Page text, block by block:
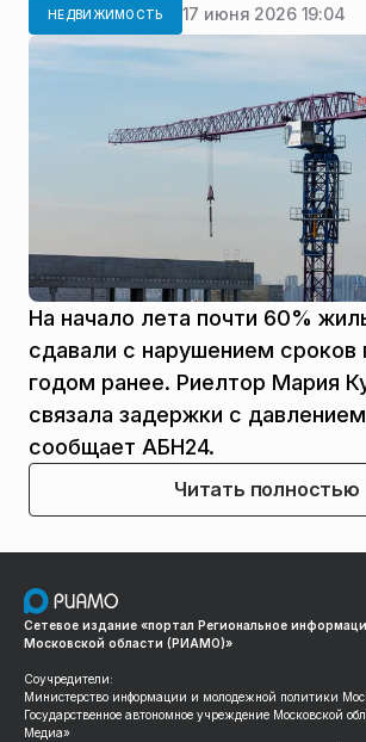
НЕДВИЖИМОСТЬ 17 июня 2026 19:04
На начало лета почти 60%
сдавали с нарушением сроков
годом ранее. Риелтор Мария
связала задержки с
сообщает АБН24.
Читать полностью
Сетевое издание «портал Региональное
Московской области (РИАМО)»
Соучредители:
Министерство информации и молодежной политики
Государственное автономное учреждение Московской
Медиа»